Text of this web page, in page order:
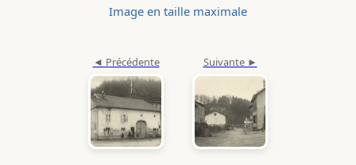
Image en taille maximale